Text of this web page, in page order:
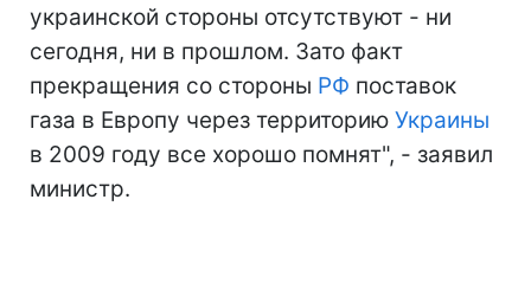
украинской стороны отсутствуют - ни
сегодня, ни в прошлом. Зато факт
прекращения со стороны РФ поставок
газа в Европу через территорию Украины
в 2009 году все хорошо помнят", - заявил
министр.